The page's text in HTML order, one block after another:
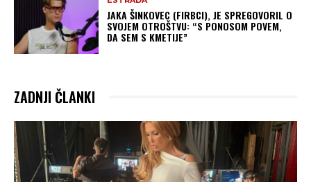
JAKA ŠINKOVEC (FIRBCI), JE SPREGOVORIL O
SVOJEM OTROŠTVU: “S PONOSOM POVEM,
DA SEM S KMETIJE”
ZADNJI ČLANKI